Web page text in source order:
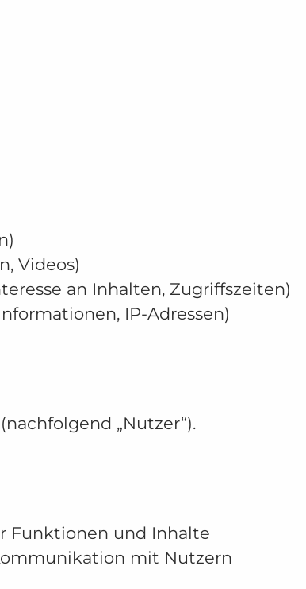
Videos)
an Inhalten, Zugriffszeiten)
IP-Adressen)
„Nutzer“).
Funktionen und Inhalte
mit Nutzern